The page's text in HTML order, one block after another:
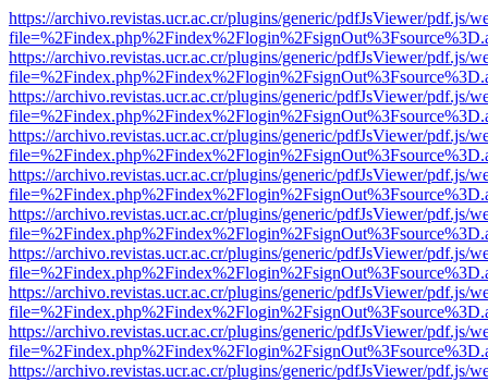
https://archivo.revistas.ucr.ac.cr/plugins/generic/pdfJsViewer/pdf.js/
https://archivo.revistas.ucr.ac.cr/plugins/generic/pdfJsViewer/pdf.js/
https://archivo.revistas.ucr.ac.cr/plugins/generic/pdfJsViewer/pdf.js/
https://archivo.revistas.ucr.ac.cr/plugins/generic/pdfJsViewer/pdf.js/
https://archivo.revistas.ucr.ac.cr/plugins/generic/pdfJsViewer/pdf.js/
https://archivo.revistas.ucr.ac.cr/plugins/generic/pdfJsViewer/pdf.js/
https://archivo.revistas.ucr.ac.cr/plugins/generic/pdfJsViewer/pdf.js/
https://archivo.revistas.ucr.ac.cr/plugins/generic/pdfJsViewer/pdf.js/
https://archivo.revistas.ucr.ac.cr/plugins/generic/pdfJsViewer/pdf.js/
https://archivo.revistas.ucr.ac.cr/plugins/generic/pdfJsViewer/pdf.js/